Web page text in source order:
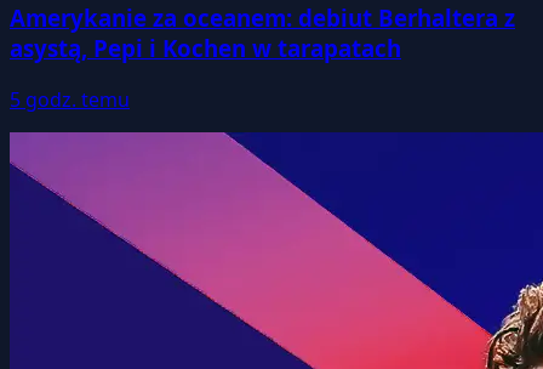
Amerykanie za oceanem: debiut Berhaltera z
asystą, Pepi i Kochen w tarapatach
5 godz. temu